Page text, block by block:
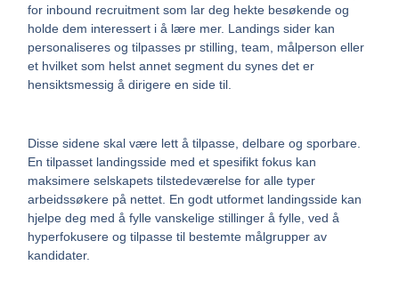
for inbound recruitment som lar deg hekte besøkende og
holde dem interessert i å lære mer. Landings sider kan
personaliseres og tilpasses pr stilling, team, målperson eller
et hvilket som helst annet segment du synes det er
hensiktsmessig å dirigere en side til.
Disse sidene skal være lett å tilpasse, delbare og sporbare.
En tilpasset landingsside med et spesifikt fokus kan
maksimere selskapets tilstedeværelse for alle typer
arbeidssøkere på nettet. En godt utformet landingsside kan
hjelpe deg med å fylle vanskelige stillinger å fylle, ved å
hyperfokusere og tilpasse til bestemte målgrupper av
kandidater.